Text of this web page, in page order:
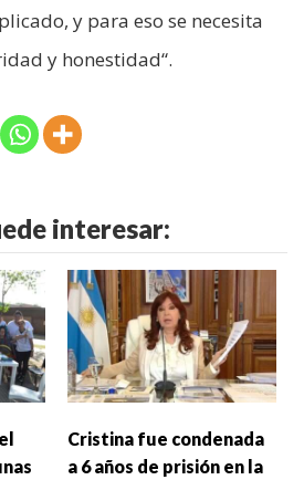
y para eso se necesita
y honestidad“.
interesar:
Cristina fue condenada
a 6 años de prisión en la